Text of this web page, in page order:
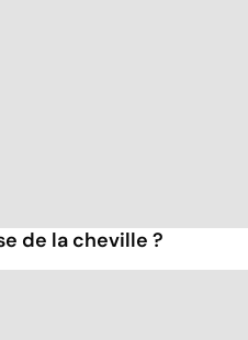
de la cheville ?